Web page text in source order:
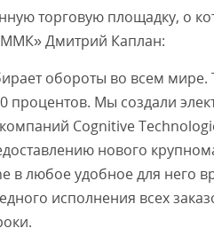
торговую площадку, о
Дмитрий Каплан:
обороты во всем мире.
процентов. Мы создали
Cognitive
нового
в любое удобное для него
исполнения всех